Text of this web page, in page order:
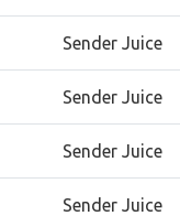
Sender Juice
Sender Juice
Sender Juice
Sender Juice